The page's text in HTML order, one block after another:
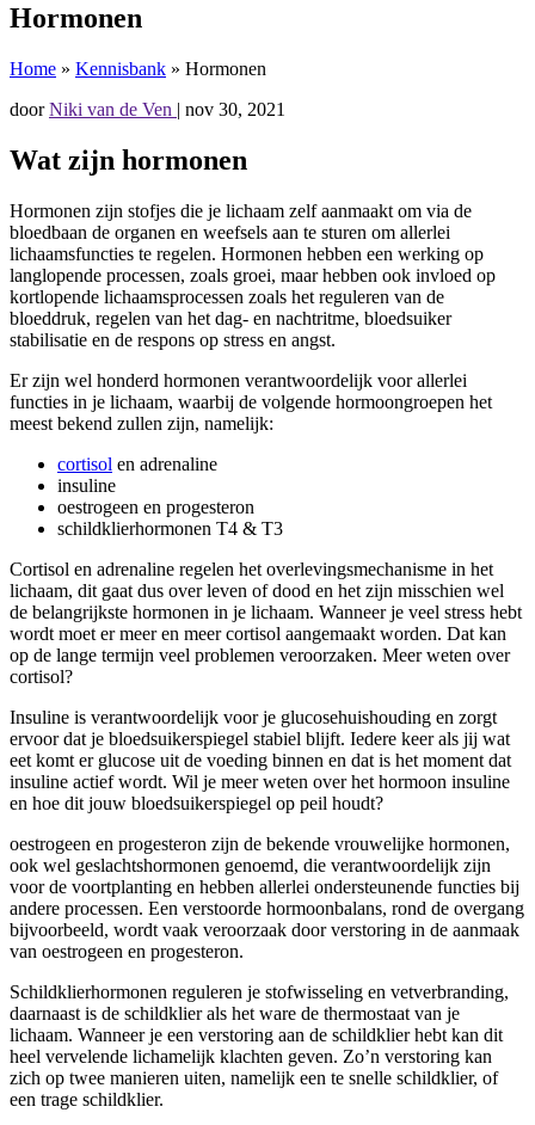
Hormonen
Home » Kennisbank » Hormonen
doorNiki van de Ven | nov 30, 2021
Wat zijn hormonen
Hormonen zijn stofjes die je lichaam zelf aanmaakt om via de
bloedbaan de organen en weefsels aan te sturen om allerlei
lichaamsfuncties te regelen. Hormonen hebben een werking op
langlopende processen, zoals groei, maar hebben ook invloed op
kortlopende lichaamsprocessen zoals het reguleren van de
bloeddruk, regelen van het dag- en nachtritme, bloedsuiker
stabilisatie en de respons op stress en angst.
Er zijn wel honderd hormonen verantwoordelijk voor allerlei
functies in je lichaam, waarbij de volgende hormoongroepen het
meest bekend zullen zijn, namelijk:
cortisol en adrenaline
insuline
oestrogeen en progesteron
schildklierhormonen T4 & T3
Cortisol en adrenaline regelen het overlevingsmechanisme in het
lichaam, dit gaat dus over leven of dood en het zijn misschien wel
de belangrijkste hormonen in je lichaam. Wanneer je veel stress hebt
wordt moet er meer en meer cortisol aangemaakt worden. Dat kan
op de lange termijn veel problemen veroorzaken. Meer weten over
cortisol?
Insuline is verantwoordelijk voor je glucosehuishouding en zorgt
ervoor dat je bloedsuikerspiegel stabiel blijft. Iedere keer als jij wat
eet komt er glucose uit de voeding binnen en dat is het moment dat
insuline actief wordt. Wil je meer weten over het hormoon insuline
en hoe dit jouw bloedsuikerspiegel op peil houdt?
oestrogeen en progesteron zijn de bekende vrouwelijke hormonen,
ook wel geslachtshormonen genoemd, die verantwoordelijk zijn
voor de voortplanting en hebben allerlei ondersteunende functies bij
andere processen. Een verstoorde hormoonbalans, rond de overgang
bijvoorbeeld, wordt vaak veroorzaak door verstoring in de aanmaak
van oestrogeen en progesteron.
Schildklierhormonen reguleren je stofwisseling en vetverbranding,
daarnaast is de schildklier als het ware de thermostaat van je
lichaam. Wanneer je een verstoring aan de schildklier hebt kan dit
heel vervelende lichamelijk klachten geven. Zo’n verstoring kan
zich op twee manieren uiten, namelijk een te snelle schildklier, of
een trage schildklier.